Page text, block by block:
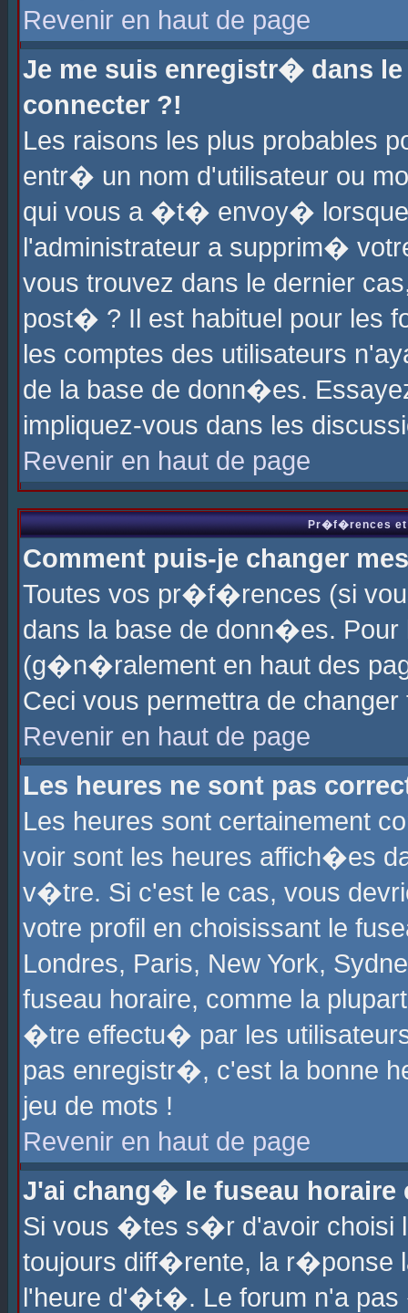
Revenir en haut de page
Je me suis enregistr� dans
connecter ?!
Les raisons les plus probables
entr� un nom d'utilisateur ou
qui vous a �t� envoy�
l'administrateur a supprim�
vous trouvez dans le dernier
post� ? Il est habituel pour les
les comptes des utilisateurs
de la base de donn�es.
impliquez-vous dans les
Revenir en haut de page
Pr�f�rences et
Comment puis-je changer
Toutes vos pr�f�rences (si
dans la base de donn�es.
(g�n�ralement en haut des
Ceci vous permettra de
Revenir en haut de page
Les heures ne sont pas
Les heures sont certainement
voir sont les heures affich�es
v�tre. Si c'est le cas, vous
votre profil en choisissant le
Londres, Paris, New York,
fuseau horaire, comme la
�tre effectu� par les
pas enregistr�, c'est la bonne
jeu de mots !
Revenir en haut de page
J'ai chang� le fuseau horaire
Si vous �tes s�r d'avoir choisi
toujours diff�rente, la r�ponse
l'heure d'�t�. Le forum n'a